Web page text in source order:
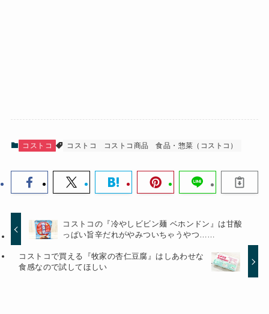
コストコ コストコ コストコ商品 食品・惣菜（コストコ）
コストコの『冷やしビビン麺 ベホンドン』は甘酸
っぱい旨辛だれがやみついちゃうやつ……
コストコで買える『牧家の杏仁豆腐』はしあわせな
食感なので試してほしい